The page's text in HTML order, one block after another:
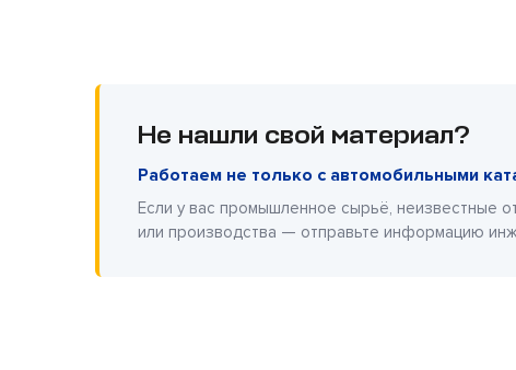
Не нашли свой материал?
Работаем не только с автомобильными
Если у вас промышленное сырьё, неизвестные
или производства — отправьте информацию